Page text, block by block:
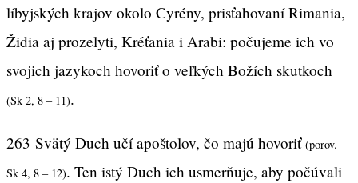
líbyjských krajov okolo Cyrény, prisťahovaní Rimania,
Židia aj prozelyti, Kréťania i Arabi: počujeme ich vo
svojich jazykoch hovoriť o veľkých Božích skutkoch
(Sk 2, 8 – 11).
263 Svätý Duch učí apoštolov, čo majú hovoriť (porov.
Sk 4, 8 – 12). Ten istý Duch ich usmerňuje, aby počúvali